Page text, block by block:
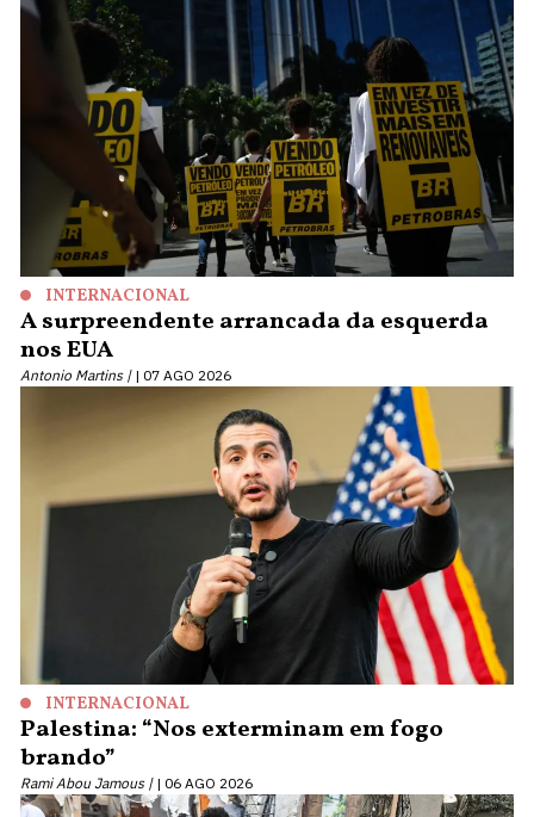
INTERNACIONAL
A surpreendente arrancada da esquerda
nos EUA
Antonio Martins | 07 AGO 2026
INTERNACIONAL
Palestina: “Nos exterminam em fogo
brando”
Rami Abou Jamous | 06 AGO 2026